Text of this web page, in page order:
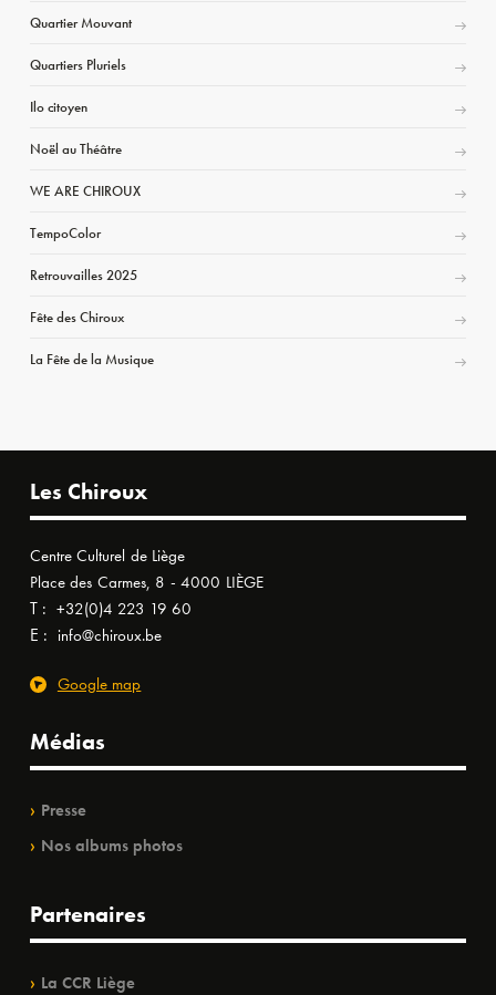
Quartier Mouvant
Quartiers Pluriels
Ilo citoyen
Noël au Théâtre
WE ARE CHIROUX
TempoColor
Retrouvailles 2025
Fête des Chiroux
La Fête de la Musique
Les Chiroux
Centre Culturel de Liège
Place des Carmes, 8 - 4000 LIÈGE
T : +32(0)4 223 19 60
E : info@chiroux.be
Google map
Médias
Presse
Nos albums photos
Partenaires
La CCR Liège